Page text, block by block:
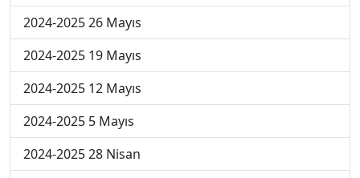
2024-2025 26 Mayıs
2024-2025 19 Mayıs
2024-2025 12 Mayıs
2024-2025 5 Mayıs
2024-2025 28 Nisan